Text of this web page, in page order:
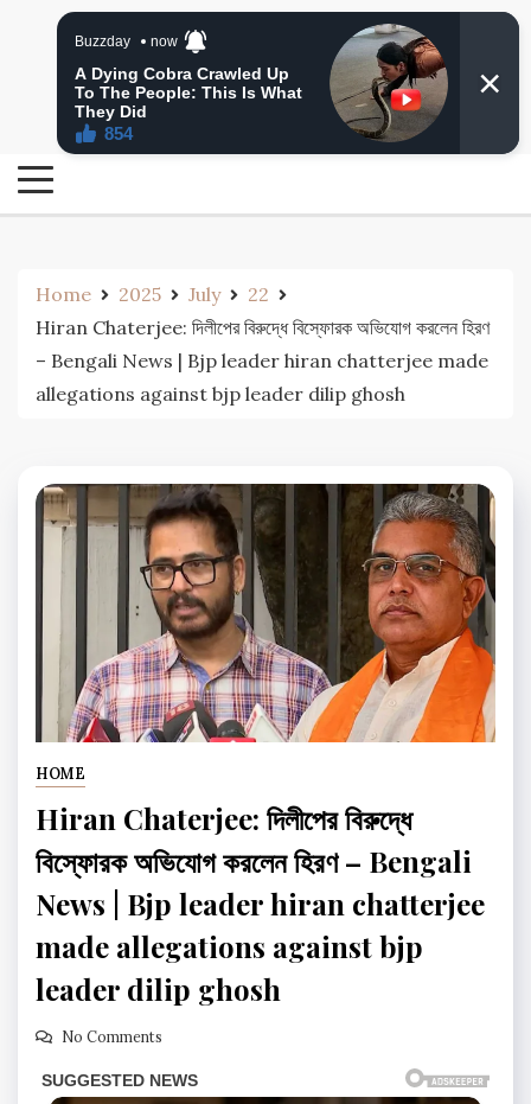
24 Ghanta Bangla News
24 Ghanta Bengali News
Home 2025 July
22
Hiran Chaterjee: দিলীপের বিরুদ্ধে বিস্ফোরক অভিযোগ করলেন হিরণ
– Bengali News | Bjp leader hiran chatterjee made
allegations against bjp leader dilip ghosh
HOME
Hiran Chaterjee: দিলীপের বিরুদ্ধে
বিস্ফোরক অভিযোগ করলেন হিরণ – Bengali
News | Bjp leader hiran chatterjee
made allegations against bjp
leader dilip ghosh
No Comments